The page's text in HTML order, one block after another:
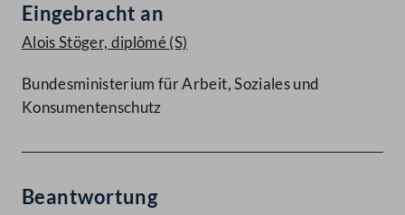
Eingebracht an
Alois Stöger, diplômé(S)
Bundesministerium für Arbeit, Soziales und
Konsumentenschutz
Beantwortung